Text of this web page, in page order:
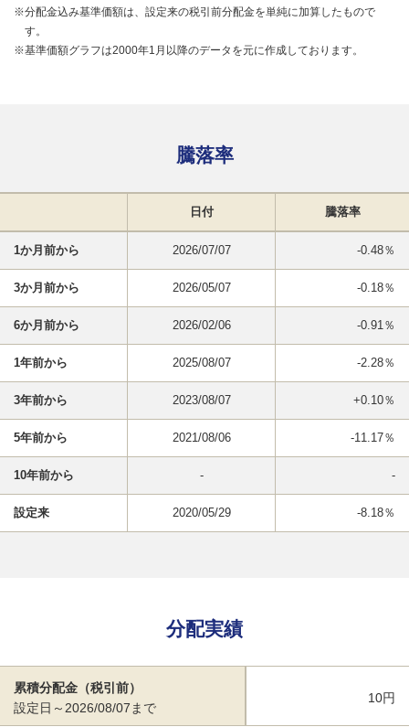
※分配金込み基準価額は、設定来の税引前分配金を単純に加算したもので
す。
※基準価額グラフは2000年1月以降のデータを元に作成しております。
騰落率
日付 騰落率
1か月前から 2026/07/07 -0.48％
3か月前から 2026/05/07 -0.18％
6か月前から 2026/02/06 -0.91％
1年前から 2025/08/07 -2.28％
3年前から 2023/08/07 +0.10％
5年前から 2021/08/06 -11.17％
10年前から - -
設定来 2020/05/29 -8.18％
分配実績
累積分配金（税引前）
設定日～2026/08/07まで
10円